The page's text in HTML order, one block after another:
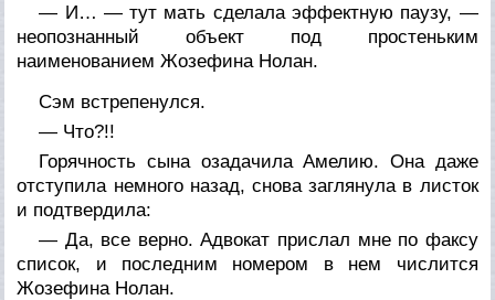
— И… — тут мать сделала эффектную паузу, —
неопознанный объект под простеньким
наименованием Жозефина Нолан.
Сэм встрепенулся.
— Что?!!
Горячность сына озадачила Амелию. Она даже
отступила немного назад, снова заглянула в листок
и подтвердила:
— Да, все верно. Адвокат прислал мне по факсу
список, и последним номером в нем числится
Жозефина Нолан.